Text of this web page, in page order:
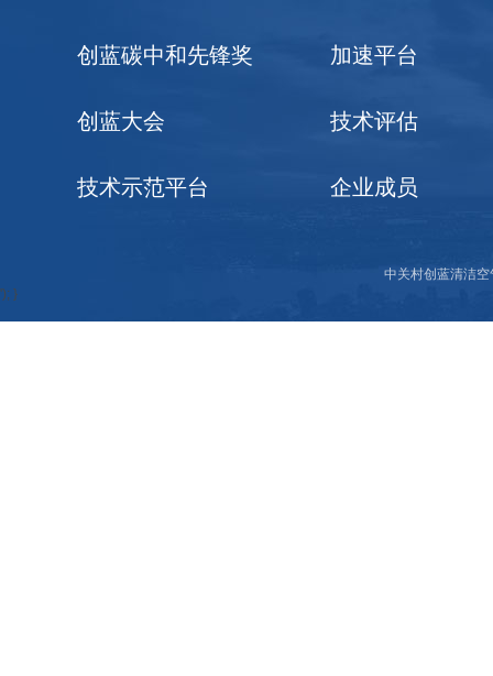
创蓝碳中和先锋奖
创蓝大会
技术示范平台
加速平台
技术评估
企业成员
中关村创蓝清洁
'); }